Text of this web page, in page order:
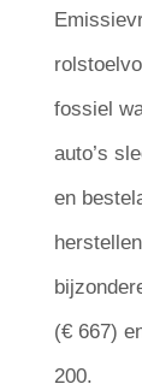
fossiel
auto’s
en
(€ 667)
200.